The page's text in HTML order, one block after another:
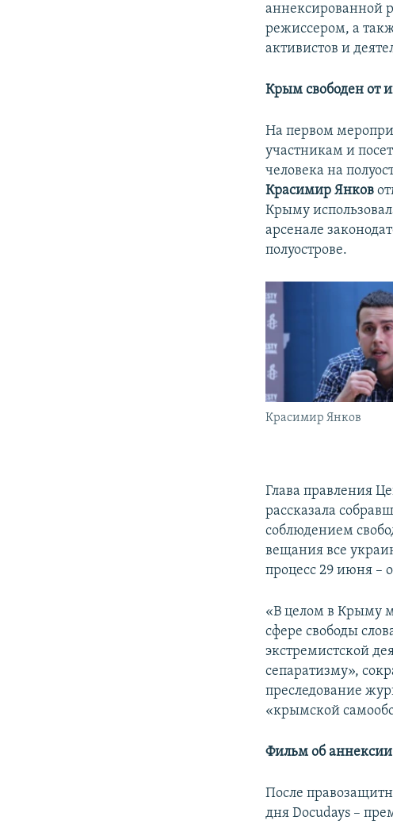
аннексированной
режиссером, а
активистов и
Крым свободен от
На первом
участникам и
человека на
Красимир Янков
Крыму
арсенале
полуострове.
Красимир Янков
Глава правления
рассказала
соблюдением
вещания все
процесс 29 июня –
«В целом в Крыму
сфере свободы
экстремистской
сепаратизму»,
преследование
«крымской
Фильм об аннексии
После
дня Docudays –